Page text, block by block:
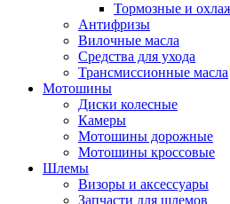
Тормозные и
Антифризы
Вилочные масла
Средства для ухода
Трансмиссионные масла
Мотошины
Диски колесные
Камеры
Мотошины дорожные
Мотошины кроссовые
Шлемы
Визоры и аксессуары
Запчасти для шлемов